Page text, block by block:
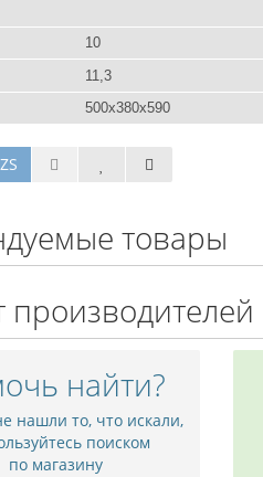
10
11,3
500x380x590
товары
производителей
найти?
нашли то, что искали,
поиском
по магазину